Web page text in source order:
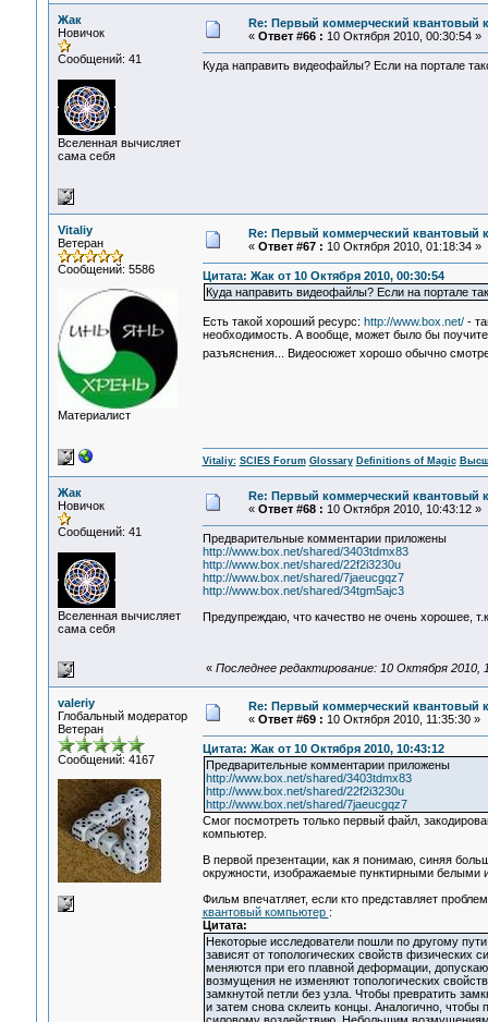
Жак
Новичок
Сообщений: 41
Вселенная вычисляет
сама себя
Re: Первый коммерческий квантовый
« Ответ #66 : 10 Октября 2010, 00:30:54 »
Куда направить видеофайлы? Если на портале
Vitaliy
Ветеран
Сообщений: 5586
Материалист
Re: Первый коммерческий квантовый
« Ответ #67 : 10 Октября 2010, 01:18:34 »
Цитата: Жак от 10 Октября 2010, 00:30:54
Куда направить видеофайлы? Если на портале
Есть такой хороший ресурс: http://www.box.net/-
необходимость. А вообще, может было бы
разъяснения... Видеосюжет хорошо обычно
Vitaliy: SCIES Forum Glossary Definitions of Magic
Жак
Новичок
Сообщений: 41
Вселенная вычисляет
сама себя
Re: Первый коммерческий квантовый
« Ответ #68 : 10 Октября 2010, 10:43:12 »
Предварительные комментарии приложены
http://www.box.net/shared/3403tdmx83
http://www.box.net/shared/22f2i3230u
http://www.box.net/shared/7jaeucgqz7
http://www.box.net/shared/34tgm5ajc3
Предупреждаю, что качество не очень хорошее,
« Последнее редактирование: 10 Октября 2010,
valeriy
Глобальный модератор
Ветеран
Сообщений: 4167
Re: Первый коммерческий квантовый
« Ответ #69 : 10 Октября 2010, 11:35:30 »
Цитата: Жак от 10 Октября 2010, 10:43:12
Предварительные комментарии приложены
http://www.box.net/shared/3403tdmx83
http://www.box.net/shared/22f2i3230u
http://www.box.net/shared/7jaeucgqz7
Смог посмотреть только первый файл,
компьютер.
В первой презентации, как я понимаю, синяя
окружности, изображаемые пунктирными белыми
Фильм впечатляет, если кто представляет
квантовый компьютер :
Цитата:
Некоторые исследователи пошли по другому
зависят от топологических свойств
меняются при его плавной деформации,
возмущения не изменяют топологических
замкнутой петли без узла. Чтобы превратить
и затем снова склеить концы. Аналогично, чтобы